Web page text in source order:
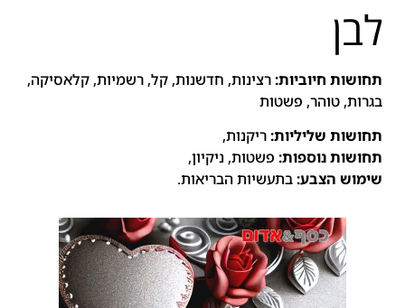
לבן
תחושות חיוביות:רצינות, חדשנות, קל, רשמיות, קלאסיקה,
בגרות, טוהר, פשטות
תחושות שליליות:ריקנות,
תחושות נוספות: פשטות, ניקיון,
שימוש הצבע:בתעשיות הבריאות.